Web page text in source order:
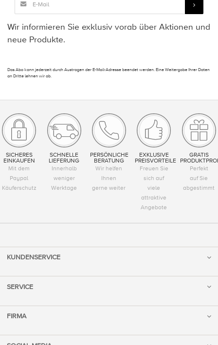
Wir informieren Sie exklusiv vorab über Aktionen und
neue Produkte.
Das Abo kann jederzeit durch Austragen der E-Mail-Adresse beendet werden. Eine Weitergabe Ihrer Daten
an Dritte lehnen wir ab.
SICHERES
EINKAUFEN
Mit dem
Paypal
Käuferschutz
SCHNELLE
LIEFERUNG
Innerhalb
weniger
Werktage
PERSÖNLICHE
BERATUNG
Wir helfen
Ihnen
gerne weiter
EXKLUSIVE
PREISVORTEILE
Freuen Sie
sich auf
viele
attraktive
Angebote
GRATIS
Perfekt
auf Sie
abgestimmt
KUNDENSERVICE
SERVICE
FIRMA